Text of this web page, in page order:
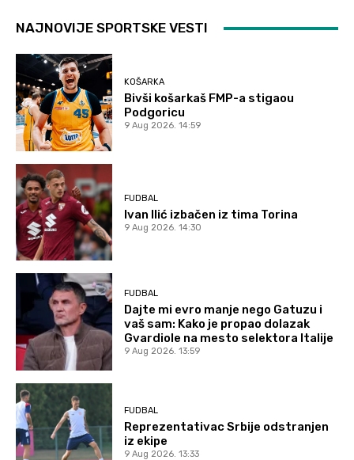
NAJNOVIJE SPORTSKE VESTI
KOŠARKA
Bivši košarkaš FMP-a stigaou
Podgoricu
9 Aug 2026. 14:59
FUDBAL
Ivan Ilić izbačen iz tima Torina
9 Aug 2026. 14:30
FUDBAL
Dajte mi evro manje nego Gatuzu i
vaš sam: Kako je propao dolazak
Gvardiole na mesto selektora Italije
9 Aug 2026. 13:59
FUDBAL
Reprezentativac Srbije odstranjen
iz ekipe
9 Aug 2026. 13:33